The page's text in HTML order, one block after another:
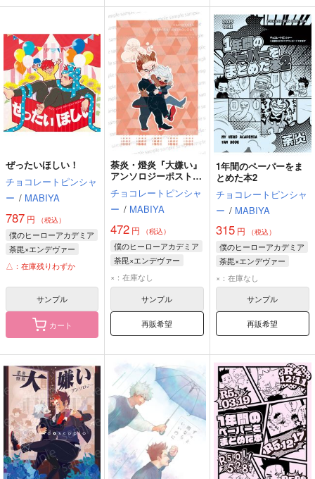
ぜったいほしい！
チョコレートピンシャ
ー / MABIYA
787 円 （税込）
僕のヒーローアカデミア
荼毘×エンデヴァー
荼毘
エンデヴァー
△：在庫残りわずか
サンプル
カート
荼炎・燈炎『大嫌い』
アンソロジーポストカ
ードセット
チョコレートピンシャ
ー / MABIYA
472 円 （税込）
僕のヒーローアカデミア
荼毘×エンデヴァー
荼毘
エンデヴァー
×：在庫なし
サンプル
再販希望
1年間のペーパーをま
とめた本2
チョコレートピンシャ
ー / MABIYA
315円 （税込）
僕のヒーローアカデミア
荼毘×エンデヴァー
荼毘
エンデヴァー
×：在庫なし
サンプル
再販希望